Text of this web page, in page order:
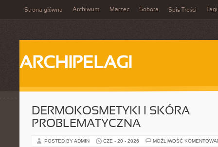
Strona główna Archiwum Marzec Sobota Spis Treści Tagi
ARCHIPELAGI
DERMOKOSMETYKI I SKÓRA
PROBLEMATYCZNA
POSTED BY ADMIN CZE - 20 - 2026 MOŻLIWOŚĆ